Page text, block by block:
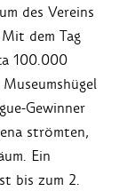
des Vereins
dem Tag
100.000
Gewinner
strömten,
Ein
bis zum 2.